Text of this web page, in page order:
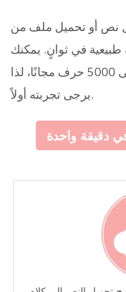
نص أو تحميل ملف من
طبيعية في ثوانٍ. يمكنك
استخدام تركيب الكلام لما يصل إلى 5000 حرف مجانًا، لذا
يرجى تجربته أولاً.
دقيقة واحدة